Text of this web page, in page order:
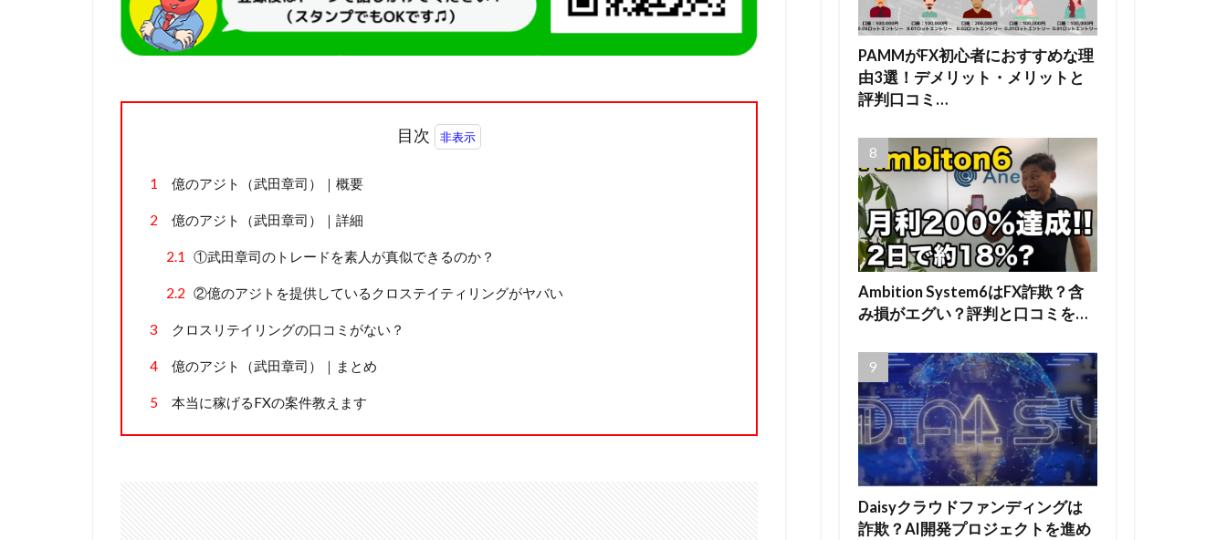
目次
1 億のアジト（武田章司）｜概要
2 億のアジト（武田章司）｜詳細
2.1 ①武田章司のトレードを素人が真似できるのか？
2.2 ②億のアジトを提供しているクロステイティリングがヤバい
3 クロスリテイリングの口コミがない？
4 億のアジト（武田章司）｜まとめ
5 本当に稼げるFXの案件教えます
PAMMがFX初心者におすすめな理
由3選！デメリット・メリットと
評判口コミ…
Ambition System6はFX詐欺？含
み損がエグい？評判と口コミを…
Daisyクラウドファンディングは
詐欺？AI開発プロジェクトを進め